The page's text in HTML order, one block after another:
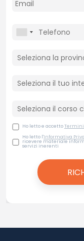
Ho letto e accettoTermini
Ho letto l'Informativa
ricevere materiale
servizi inerenti